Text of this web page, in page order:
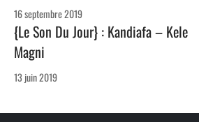
16 septembre 2019
{Le Son Du Jour} : Kandiafa – Kele
Magni
13 juin 2019